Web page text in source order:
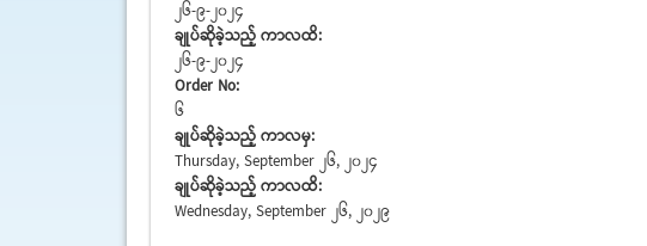
26-9-2024
ချုပ်ဆိုခဲ့သည့် ကာလထိ:
26-9-2024
Order No:
6
ချုပ်ဆိုခဲ့သည့် ကာလမှ:
Thursday, September 26, 2024
ချုပ်ဆိုခဲ့သည့် ကာလထိ:
Wednesday, September 26, 2029